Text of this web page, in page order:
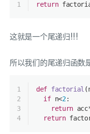
1 return
这就是一个尾递归!!!
所以我们的尾递归函数
1
2
3
4
def factorial (
if n<2:
return
return